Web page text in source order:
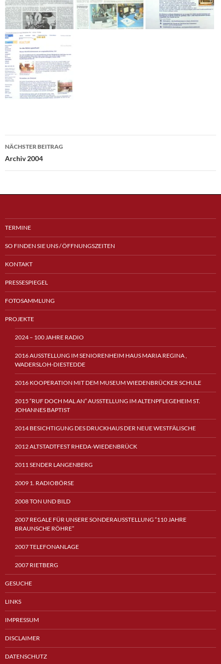
Beitragsnavigation
NÄCHSTER BEITRAG
Archiv 2004
TERMINE
SO FINDEN SIE UNS / ÖFFNUNGSZEITEN
KONTAKT
PRESSESPIEGEL
FOTOSAMMLUNG
PROJEKTE
2024 – 100 JAHRE RADIO
2016 AUSSTELLUNG IM SENIORENHEIM HAUS MARIA REGINA ,
WADERSLOH-DIESTEDDE
2016 KOOPERATION MIT DEM MUSEUM WIEDENBRÜCKER SCHULE
2015 “RUF DOCH MAL AN” AUSSTELLUNG IM ALTENPFLEGEHEIM ST.
JOHANNES BAPTIST
2014 BESICHTIGUNG DES DRUCKHAUS DER NEUE WESTFÄLISCHE
2012 ALTSTADTFEST RHEDA-WIEDENBRÜCK
2011 SENDER LANGENBERG
2009 1. RADIOBÖRSE
2008 TON UND BILD
2007 REGALE FÜR UNSERE SONDERAUSSTELLUNG “110 JAHRE
BRAUNSCHE RÖHRE”
2007 TELEFONANLAGE
2007 RIETBERG
GESUCHE
LINKS
IMPRESSUM
DISCLAIMER
DATENSCHUTZ